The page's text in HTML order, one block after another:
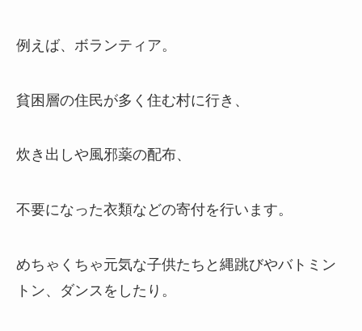
例えば、ボランティア。
貧困層の住民が多く住む村に行き、
炊き出しや風邪薬の配布、
不要になった衣類などの寄付を行います。
めちゃくちゃ元気な子供たちと縄跳びやバトミン
トン、ダンスをしたり。